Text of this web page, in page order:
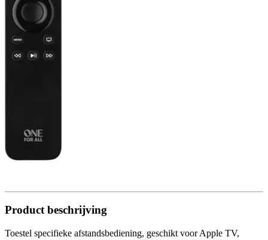
Product beschrijving
Toestel specifieke afstandsbediening, geschikt voor Apple TV,